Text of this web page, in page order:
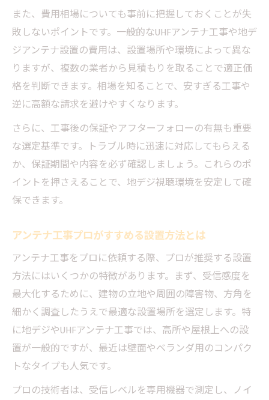
また、費用相場についても事前に把握しておくことが失
敗しないポイントです。一般的なUHFアンテナ工事や地デ
ジアンテナ設置の費用は、設置場所や環境によって異な
りますが、複数の業者から見積もりを取ることで適正価
格を判断できます。相場を知ることで、安すぎる工事や
逆に高額な請求を避けやすくなります。
さらに、工事後の保証やアフターフォローの有無も重要
な選定基準です。トラブル時に迅速に対応してもらえる
か、保証期間や内容を必ず確認しましょう。これらのポ
イントを押さえることで、地デジ視聴環境を安定して確
保できます。
アンテナ工事プロがすすめる設置方法とは
アンテナ工事をプロに依頼する際、プロが推奨する設置
方法にはいくつかの特徴があります。まず、受信感度を
最大化するために、建物の立地や周囲の障害物、方角を
細かく調査したうえで最適な設置場所を選定します。特
に地デジやUHFアンテナ工事では、高所や屋根上への設
置が一般的ですが、最近は壁面やベランダ用のコンパク
トなタイプも人気です。
プロの技術者は、受信レベルを専用機器で測定し、ノイ